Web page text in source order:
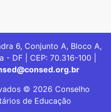
6, Conjunto A, Bloco A,
- DF | CEP: 70.316-100 |
© 2026 Conselho
de Educação